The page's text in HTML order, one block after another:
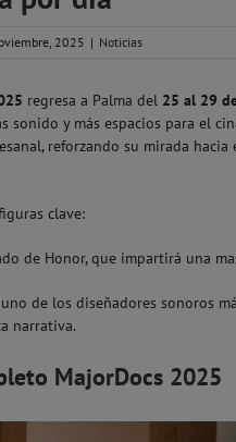
2025 | Noticias
regresa a Palma del 25 al 29
sonido y más espacios para el
reforzando su mirada
clave:
de Honor, que impartirá una
uno de los diseñadores sonoros
narrativa.
MajorDocs 2025